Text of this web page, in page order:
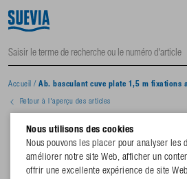
Accueil / Ab. basculant cuve plate 1,5 m fixations
Retour à l'aperçu des articles
Nous utilisons des cookies
Nous pouvons les placer pour analyser les
améliorer notre site Web, afficher un
offrir une excellente expérience de site